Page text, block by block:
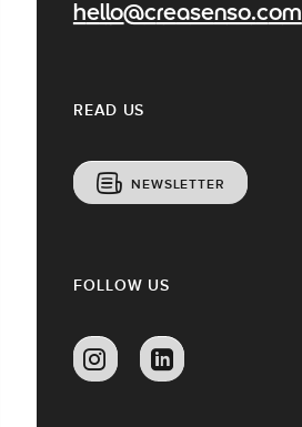
hello@creasenso.com
READ US
NEWSLETTER
FOLLOW US